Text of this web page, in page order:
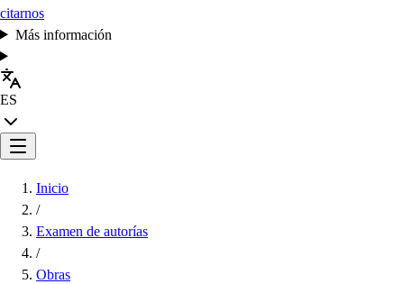
citarnos
Más información
ES
Inicio
/
Examen de autorías
/
Obras